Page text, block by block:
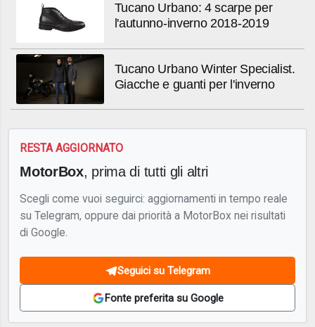
Tucano Urbano: 4 scarpe per
l'autunno-inverno 2018-2019
Tucano Urbano Winter Specialist.
Giacche e guanti per l'inverno
RESTA AGGIORNATO
MotorBox, prima di tutti gli altri
Scegli come vuoi seguirci: aggiornamenti in tempo reale
su Telegram, oppure dai priorità a MotorBox nei risultati
di Google.
Seguici su Telegram
Fonte preferita su Google